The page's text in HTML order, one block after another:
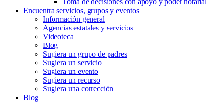
Encuentra servicios, grupos y eventos
Información general
Agencias estatales y servicios
Videoteca
Blog
Sugiera un grupo de padres
Sugiera un servicio
Sugiera un evento
Sugiera un recurso
Sugiera una corrección
Blog